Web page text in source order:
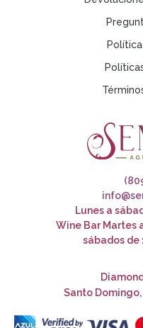
Lunes a
Wine Bar Martes
sábados de
Santo